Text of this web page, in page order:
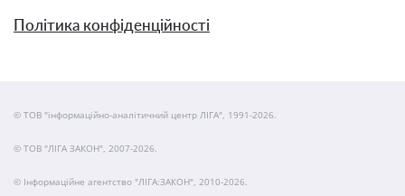
Політика конфіденційності
© ТОВ "інформаційно-аналітичний центр ЛІГА", 1991-2026.
© ТОВ "ЛІГА ЗАКОН", 2007-2026.
© Інформаційне агентство "ЛІГА:ЗАКОН", 2010-2026.